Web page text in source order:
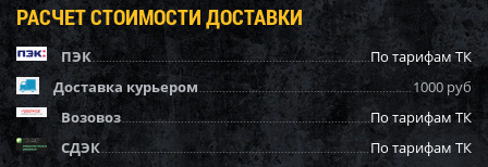
РАСЧЕТ СТОИМОСТИ ДОСТАВКИ
ПЭК
По тарифам ТК
Доставка курьером
1000 руб
Возовоз
По тарифам ТК
СДЭК
По тарифам ТК